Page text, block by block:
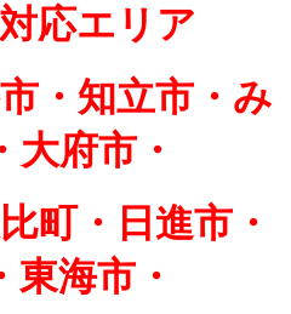
応エリア
・知立市・み
大府市・
町・日進市・
東海市・